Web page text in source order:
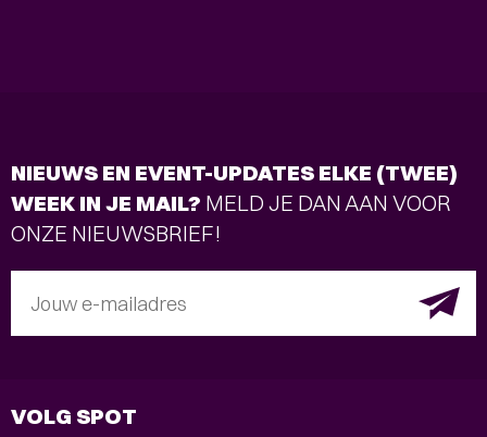
NIEUWS EN EVENT-UPDATES ELKE (TWEE)
WEEK IN JE MAIL? MELD JE DAN AAN VOOR
ONZE NIEUWSBRIEF!
Jouw e-mailadres
VOLG SPOT